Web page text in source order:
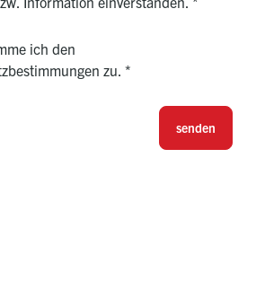
ich den
zu. *
senden